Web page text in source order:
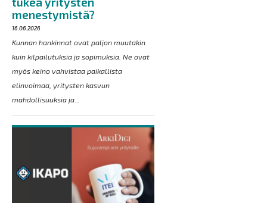
menestymistä?
16.06.2026
Kunnan hankinnat ovat paljon muutakin
kuin kilpailutuksia ja sopimuksia. Ne ovat
myös keino vahvistaa paikallista
elinvoimaa, yritysten kasvun
mahdollisuuksia ja...